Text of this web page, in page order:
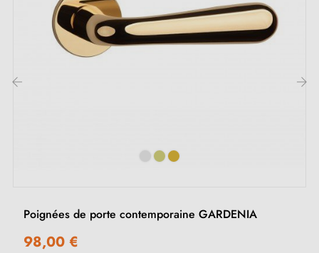
montage à vos besoins.
Poignées de porte contemporaine GARDENIA
98,00 €